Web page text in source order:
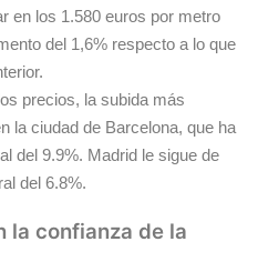
en los 1.580 euros por metro
del 1,6% respecto a lo que
precios, la subida más
la ciudad de Barcelona, que ha
del 9.9%. Madrid le sigue de
del 6.8%.
la confianza de la